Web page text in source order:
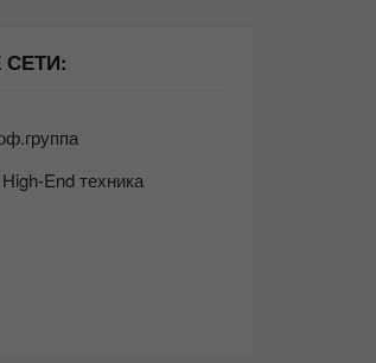
End техника